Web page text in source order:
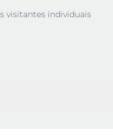
visitantes individuais